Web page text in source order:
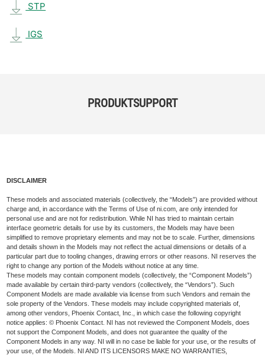
STP
IGS
PRODUKTSUPPORT
DISCLAIMER
These models and associated materials (collectively, the “Models”) are provided without
charge and, in accordance with the Terms of Use of ni.com, are only intended for
personal use and are not for redistribution. While NI has tried to maintain certain
interface geometric details for use by its customers, the Models may have been
simplified to remove proprietary elements and may not be to scale. Further, dimensions
and details shown in the Models may not reflect the actual dimensions or details of a
particular part due to tooling changes, drawing errors or other reasons. NI reserves the
right to change any portion of the Models without notice at any time.
These models may contain component models (collectively, the “Component Models”)
made available by certain third-party vendors (collectively, the “Vendors”). Such
Component Models are made available via license from such Vendors and remain the
sole property of the Vendors. These models may include copyrighted materials of,
among other vendors, Phoenix Contact, Inc., in which case the following copyright
notice applies: © Phoenix Contact. NI has not reviewed the Component Models, does
not support the Component Models, and does not guarantee the quality of the
Component Models in any way. NI will in no case be liable for your use, or the results of
your use, of the Models. NI AND ITS LICENSORS MAKE NO WARRANTIES,